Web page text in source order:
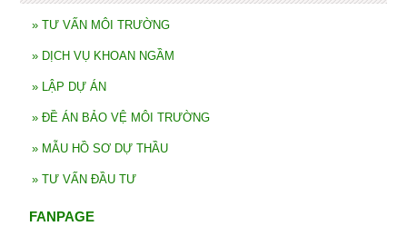
» TƯ VẤN MÔI TRƯỜNG
» DỊCH VỤ KHOAN NGẦM
» LẬP DỰ ÁN
» ĐỀ ÁN BẢO VỆ MÔI TRƯỜNG
» MẪU HỒ SƠ DỰ THẦU
» TƯ VẤN ĐẦU TƯ
FANPAGE